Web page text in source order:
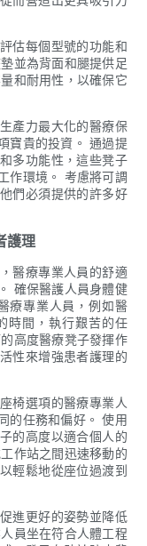
估每個型號的功能和
並為背面和腿提供足
和耐用性，以確保它
產力最大化的醫療保
寶貴的投資。 通過提
多功能性，這些凳子
作環境。 考慮將可調
們必須提供的許多好
護理
醫療專業人員的舒適
確保醫護人員身體健
療專業人員，例如醫
時間，執行艱苦的任
高度醫療凳子發揮作
性來增強患者護理的
椅選項的醫療專業人
的任務和偏好。 使用
的高度以適合個人的
作站之間迅速移動的
輕鬆地從座位過渡到
進更好的姿勢並降低
員坐在符合人體工程